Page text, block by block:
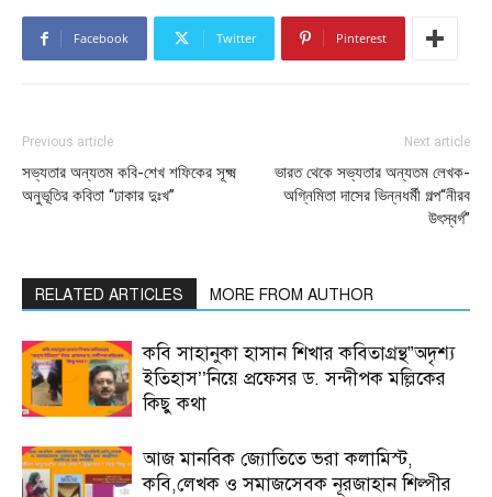
Facebook Twitter Pinterest
Previous article
সভ্যতার অন্যতম কবি-শেখ শফিকের সূক্ষ্ম
অনুভূতির কবিতা “ঢাকার দুঃখ”
Next article
ভারত থেকে সভ্যতার অন্যতম লেখক-
অগ্নিমিতা দাসের ভিন্নধর্মী গল্প“নীরব
উৎস্বর্গ”
RELATED ARTICLES MORE FROM AUTHOR
কবি সাহানুকা হাসান শিখার কবিতাগ্রন্থ”অদৃশ্য
ইতিহাস’’নিয়ে প্রফেসর ড. সন্দীপক মল্লিকের
কিছু কথা
আজ মানবিক জ্যোতিতে ভরা কলামিস্ট,
কবি,লেখক ও সমাজসেবক নূরজাহান শিল্পীর